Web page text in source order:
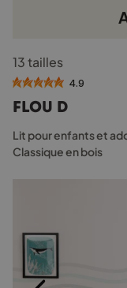
produit
a
variations.
Les
options
peuvent
la
page
du
produit
13 tailles
4.9
FLOU D
Lit pour enfants et
Classique en bois